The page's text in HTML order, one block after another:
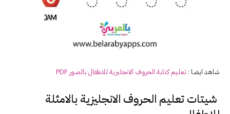
شاهد ايضا : تعليم كتابة الحروف الانجليزية للاطفال بالصور PDF
شيتات تعليم الحروف الانجليزية بالامثلة